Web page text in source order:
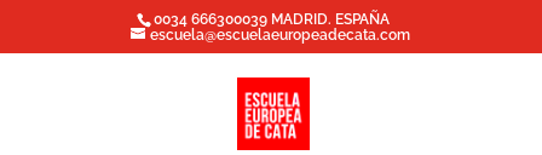
0034 666300039 MADRID. ESPAÑA
escuela@escuelaeuropeadecata.com